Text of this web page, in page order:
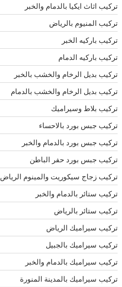
تركيب اثاث ايكيا بالدمام والخبر
تركيب المنيوم بالرياض
تركيب باركيه الخبر
تركيب باركيه الدمام
تركيب بديل الرخام والخشب بالخبر
تركيب بديل الرخام والخشب بالدمام
تركيب بلاط وسيراميك
تركيب جبس بورد بالاحساء
تركيب جبس بورد بالدمام والخبر
تركيب جبس بورد حفر الباطن
تركيب زجاج سيكوريت والمينوم الرياض
تركيب ستائر بالدمام والخبر
تركيب ستائر بالرياض
تركيب سيراميك الرياض
تركيب سيراميك بالجبيل
تركيب سيراميك بالدمام والخبر
تركيب سيراميك بالمدينة المنورة